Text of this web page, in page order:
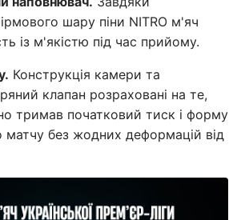
шару піни NITRO м'яч
із м'якістю під час прийому.
Конструкція камери та
клапан розраховані на те,
тримав початковий тиск і форму
матчу без жодних деформацій від